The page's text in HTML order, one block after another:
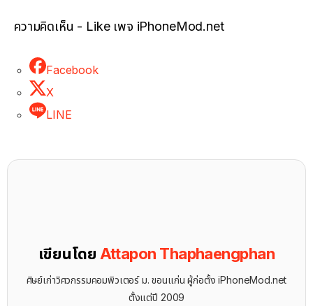
ความคิดเห็น - Like เพจ iPhoneMod.net
Facebook
X
LINE
เขียนโดย Attapon Thaphaengphan
ศิษย์เก่าวิศวกรรมคอมพิวเตอร์ ม. ขอนแก่น ผู้ก่อตั้ง iPhoneMod.net
ตั้งแต่ปี 2009